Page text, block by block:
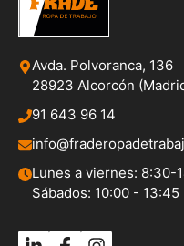
Avda. Polvoranca, 136
28923 Alcorcón
91 643 96 14
Lunes a viernes: 8:30-
Sábados: 10:00 - 13:45